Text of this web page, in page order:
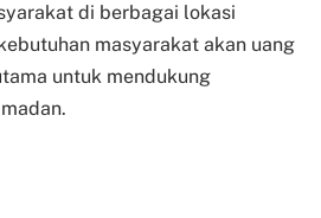
di berbagai lokasi
masyarakat akan uang
untuk mendukung